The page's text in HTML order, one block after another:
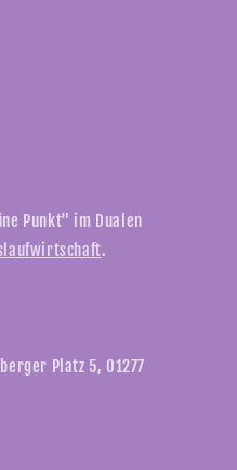
Punkt" im Dualen
.
Platz 5, 01277